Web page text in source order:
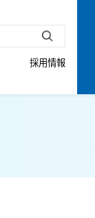
採用情報